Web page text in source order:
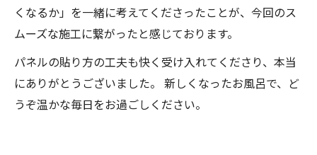
くなるか」を一緒に考えてくださったことが、今回のス
ムーズな施工に繋がったと感じております。
パネルの貼り方の工夫も快く受け入れてくださり、本当
にありがとうございました。 新しくなったお風呂で、ど
うぞ温かな毎日をお過ごしください。